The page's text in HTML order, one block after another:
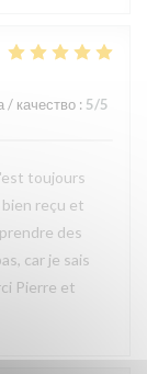
/ качество : 5/5
toujours
reçu et
des
car je sais
Pierre et